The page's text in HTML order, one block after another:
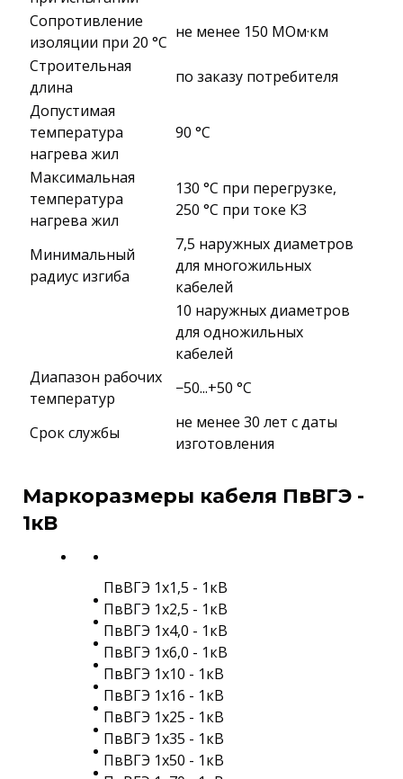
Сопротивление
изоляции при 20 °С
не менее 150 МОм·км
Строительная
длина
по заказу потребителя
Допустимая
температура
нагрева жил
90 °C
Максимальная
температура
нагрева жил
130 °C при перегрузке,
250 °C при токе КЗ
Минимальный
радиус изгиба
7,5 наружных диаметров
для многожильных
кабелей
10 наружных диаметров
для одножильных
кабелей
Диапазон рабочих
температур
−50...+50 °C
Срок службы
не менее 30 лет с даты
изготовления
Маркоразмеры кабеля ПвВГЭ -
1кВ
ПвВГЭ 1х1,5 - 1кВ
ПвВГЭ 1х2,5 - 1кВ
ПвВГЭ 1х4,0 - 1кВ
ПвВГЭ 1х6,0 - 1кВ
ПвВГЭ 1х10 - 1кВ
ПвВГЭ 1х16 - 1кВ
ПвВГЭ 1х25 - 1кВ
ПвВГЭ 1х35 - 1кВ
ПвВГЭ 1х50 - 1кВ